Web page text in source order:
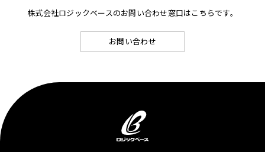
株式会社ロジックベースのお問い合わせ窓口はこちらです。
お問い合わせ